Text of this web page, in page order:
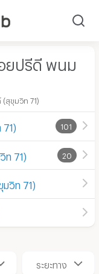
ยปรีดี พนม
สุขุมวิท 71)
71) 101
ท 71) 20
มวิท 71)
ระยะทาง